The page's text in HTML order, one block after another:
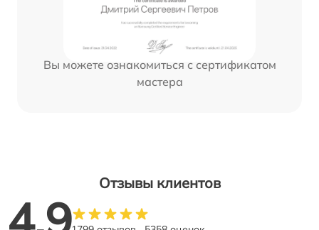
Вы можете ознакомиться с сертификатом
мастера
Отзывы клиентов